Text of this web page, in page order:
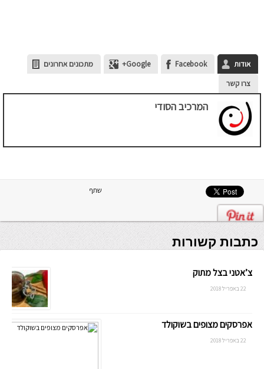
אודות Facebook
Google+
מתכונים אחרונים
צרו קשר
המרכיב הסודי
שתף
כתבות קשורות
צ’אטני בצל מתוק
22 באפריל 2018
אפרסקים מצופים בשוקולד
22 באפריל 2018